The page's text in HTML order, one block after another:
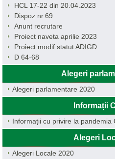
HCL 17-22 din 20.04.2023
Dispoz nr.69
Anunt recrutare
Proiect naveta aprilie 2023
Proiect modif statut ADIGD
D 64-68
Alegeri
Alegeri parlamentare 2020
Informații
Informații cu privire la pandemia
Alegeri
Alegeri Locale 2020